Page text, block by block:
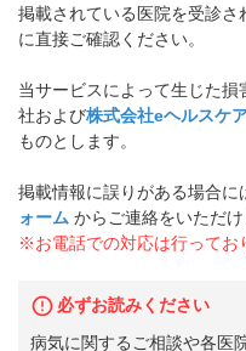
掲載されている医院を受診
に直接ご確認ください。
当サービスによって生じた
社および株式会社eヘルスケ
ものとします。
掲載情報に誤りがある場合に
ォーム からご連絡をいただ
※お電話での対応は行ってお
必ずお読みください
病気に関するご相談や各医